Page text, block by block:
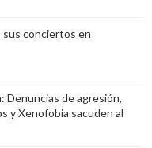
conciertos en
Denuncias de agresión,
y Xenofobia sacuden al